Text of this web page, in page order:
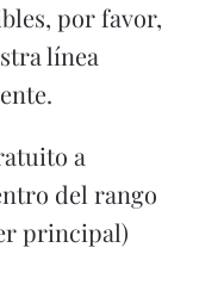
por favor,
línea
a
del rango
principal)